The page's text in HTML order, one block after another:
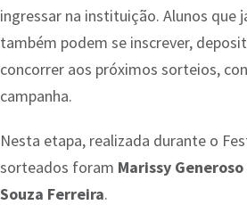
ingressar na instituição. Alunos que
também podem se inscrever,
concorrer aos próximos sorteios,
campanha.
Nesta etapa, realizada durante o
sorteados foram Marissy Generoso
Souza Ferreira.